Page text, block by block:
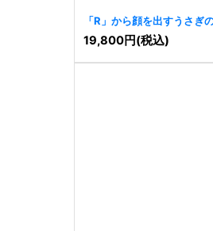
「R」から顔を出すうさぎ
19,800円(税込)